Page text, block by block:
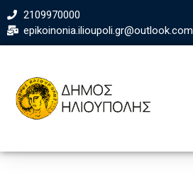
2109970000
epikoinonia.ilioupoli.gr@outlook.com